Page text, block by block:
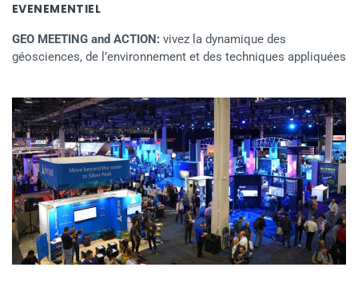
EVENEMENTIEL
GEO MEETING and ACTION: vivez la dynamique des
géosciences, de l’environnement et des techniques appliquées